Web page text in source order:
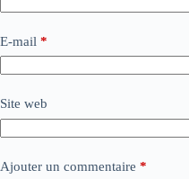
E-mail *
Site web
Ajouter un commentaire *